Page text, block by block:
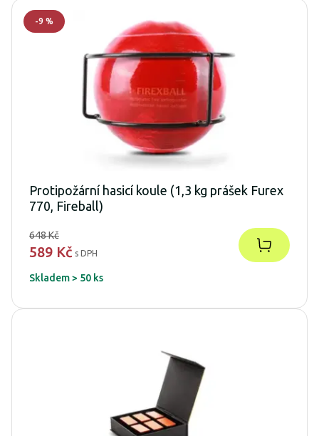
-9 %
Protipožární hasicí koule (1,3 kg prášek Furex
770, Fireball)
648 Kč
589 Kč s DPH
Skladem > 50 ks